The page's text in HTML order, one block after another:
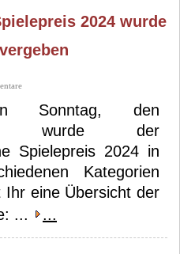
2024 wurde
Sonntag, den
wurde der
Spielepreis 2024 in
Kategorien
eine Übersicht der
...
...